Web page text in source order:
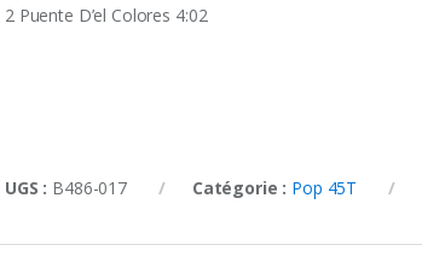
2 Puente D’el Colores 4:02
UGS : B486-017 Catégorie : Pop 45T